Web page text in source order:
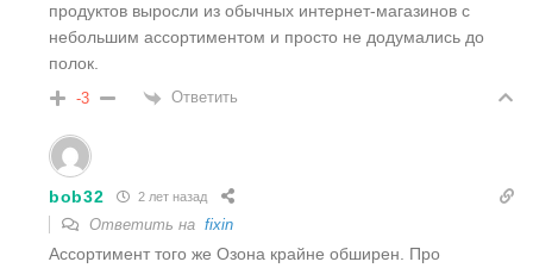
продуктов выросли из обычных интернет-магазинов с
небольшим ассортиментом и просто не додумались до
полок.
-3 Ответить
bob32 2 лет назад
Ответить на fixin
Ассортимент того же Озона крайне обширен. Про